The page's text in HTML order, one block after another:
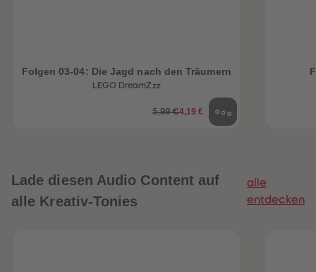
Folgen 03-04: Die Jagd nach den Träumern
LEGO DreamZzz
5,99 €4,19 €
Lade diesen Audio Content auf
alle Kreativ-Tonies
alle
entdecken